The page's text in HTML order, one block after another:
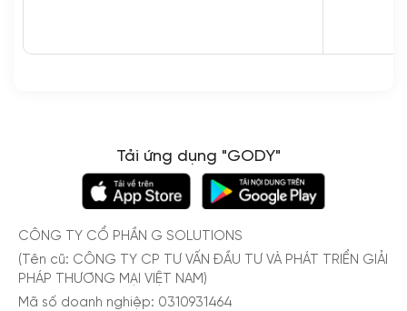
Tải ứng dụng "GODY"
CÔNG TY CỔ PHẦN G SOLUTIONS
(Tên cũ: CÔNG TY CP TƯ VẤN ĐẦU TƯ VÀ PHÁT TRIỂN GIẢI
PHÁP THƯƠNG MẠI VIỆT NAM)
Mã số doanh nghiệp: 0310931464